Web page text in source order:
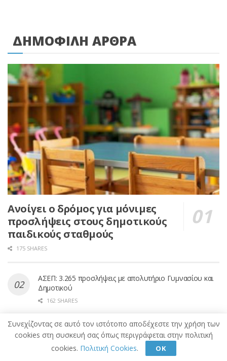
ΔΗΜΟΦΙΛΗ ΑΡΘΡΑ
Ανοίγει ο δρόμος για μόνιμες
προσλήψεις στους δημοτικούς
παιδικούς σταθμούς
175 SHARES
ΑΣΕΠ: 3.265 προσλήψεις με απολυτήριο Γυμνασίου και
Δημοτικού
162 SHARES
Αυτοί είναι οι άνεργοι που δικαιούνται δωρεάν ένσημα
5 έτων
Συνεχίζοντας σε αυτό τον ιστότοπο αποδέχεστε την χρήση των
cookies στη συσκευή σας όπως περιγράφεται στην πολιτική
cookies. Πολιτική Cookies. ΟΚ